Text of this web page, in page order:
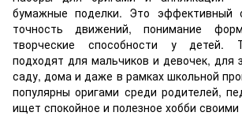
бумажные поделки. Это эффективный
точность движений, понимание
творческие способности у детей.
подходят для мальчиков и девочек, для
саду, дома и даже в рамках школьной
популярны оригами среди родителей,
ищет спокойное и полезное хобби своими